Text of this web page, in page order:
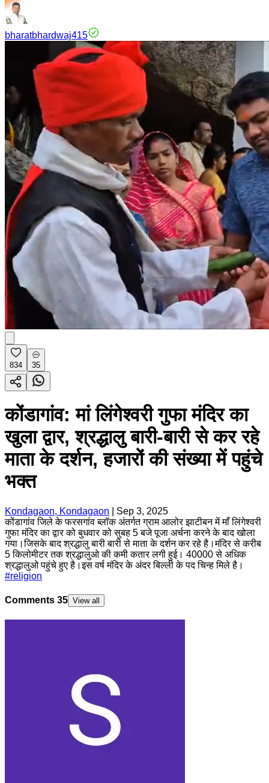
bharatbhardwaj415
834 35
कोंडागांव: मां लिंगेश्वरी गुफा मंदिर का
खुला द्वार, श्रद्धालु बारी-बारी से कर रहे
माता के दर्शन, हजारों की संख्या में पहुंचे
भक्त
Kondagaon, Kondagaon
Sep 3, 2025
कोंडागांव जिले के फरसगांव ब्लॉक अंतर्गत ग्राम आलोर झाटीबन में माँ लिंगेश्वरी
गुफा मंदिर का द्वार को बुधवार को सुबह 5 बजे पूजा अर्चना करने के बाद खोला
गया।जिसके बाद श्रद्धालु बारी बारी से माता के दर्शन कर रहे है।मंदिर से करीब
5 किलोमीटर तक श्रद्धालुओ की कमी कतार लगी हुई। 40000 से अधिक
श्रद्धालुओ पहुंचे हुए है।इस वर्ष मंदिर के अंदर बिल्ली के पद चिन्ह मिले है।
#religion
Comments 35 View all